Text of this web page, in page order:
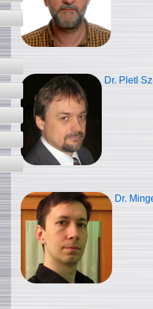
Dr. Pletl
Dr.